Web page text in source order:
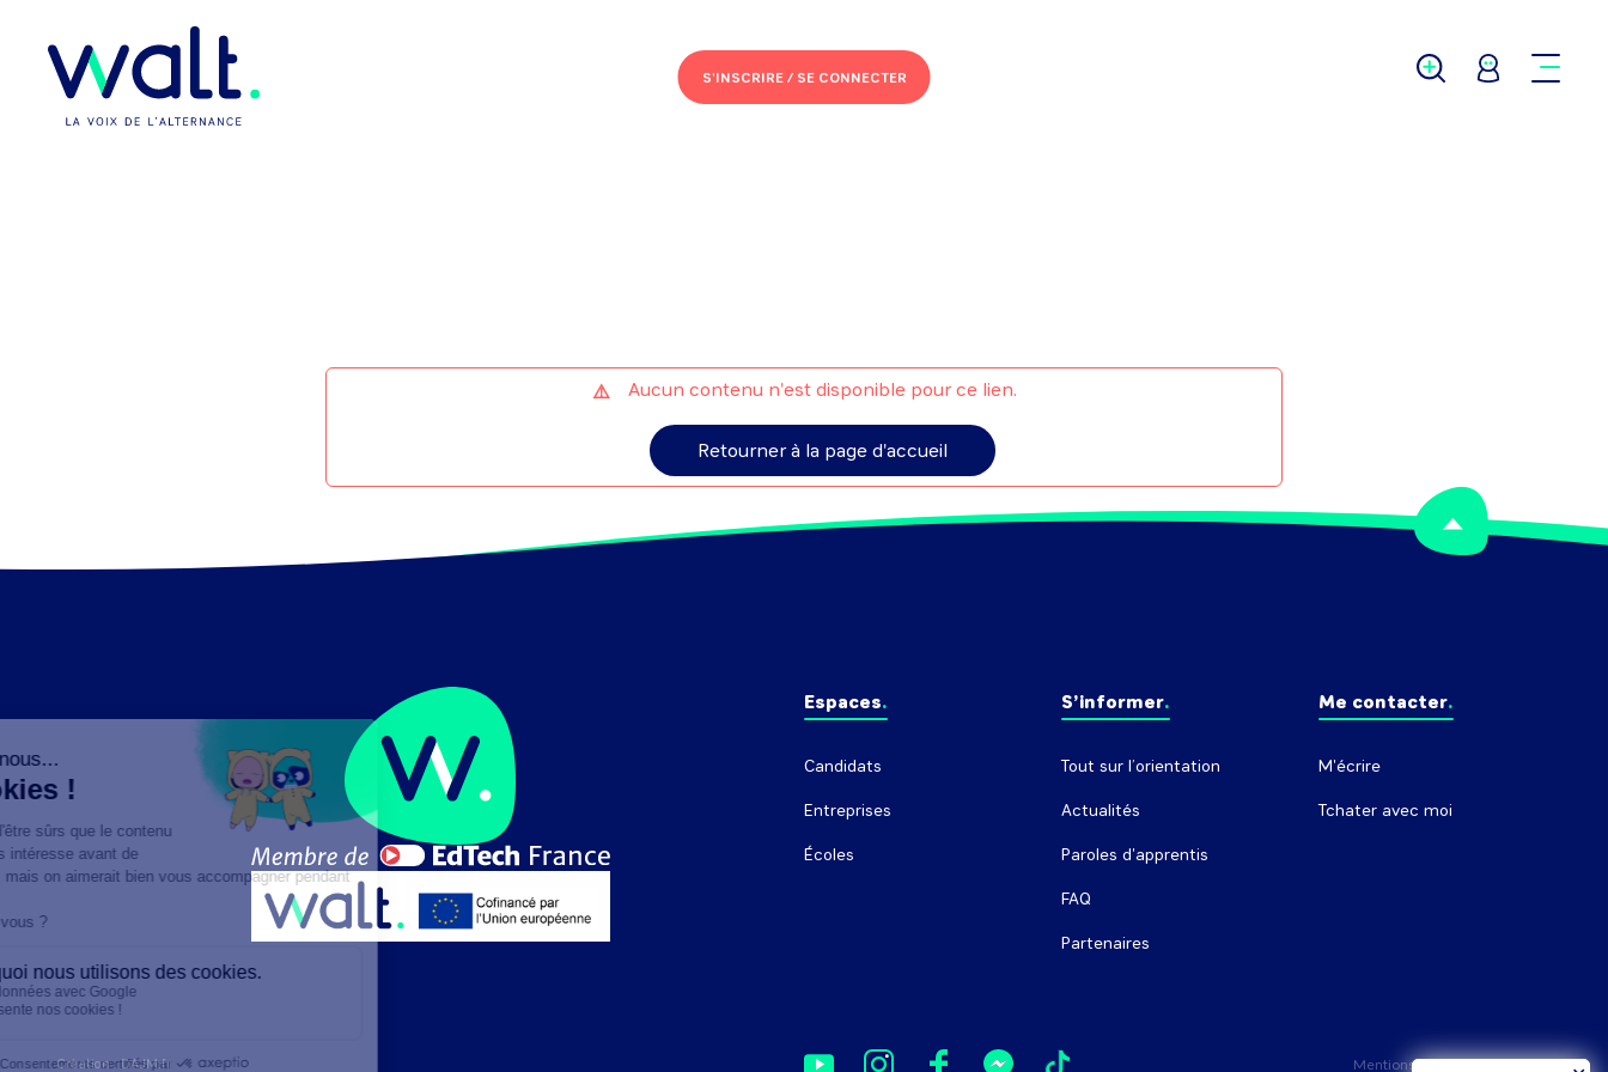
S'INSCRIRE /SE CONNECTER
Aucun contenu n'est disponible pour ce lien.
Retourner à la page d'accueil
Espaces
Candidats
Entreprises
Écoles
S’informer
Tout sur l’orientation
Actualités
Paroles d'apprentis
FAQ
Partenaires
Me contacter
M'écrire
Tchater avec moi
Création :DAJM.fr Mentions légales Crédits